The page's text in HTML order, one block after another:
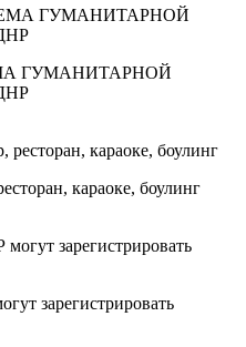
ГУМАНИТАРНОЙ
караоке, боулинг
зарегистрировать